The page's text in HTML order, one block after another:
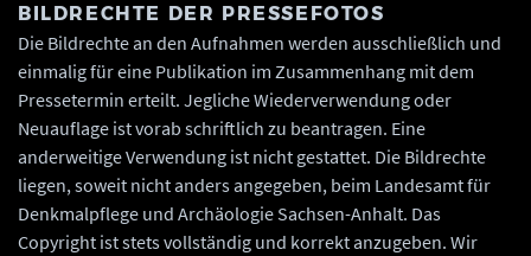
BILDRECHTE DER PRESSEFOTOS
Die Bildrechte an den Aufnahmen werden ausschließlich und
einmalig für eine Publikation im Zusammenhang mit dem
Pressetermin erteilt. Jegliche Wiederverwendung oder
Neuauflage ist vorab schriftlich zu beantragen. Eine
anderweitige Verwendung ist nicht gestattet. Die Bildrechte
liegen, soweit nicht anders angegeben, beim Landesamt für
Denkmalpflege und Archäologie Sachsen-Anhalt. Das
Copyright ist stets vollständig und korrekt anzugeben. Wir